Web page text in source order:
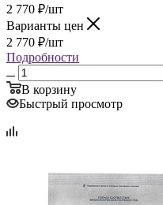
2 770 ₽/шт
Варианты цен
2 770 ₽/шт
Подробности
В корзину
Быстрый просмотр